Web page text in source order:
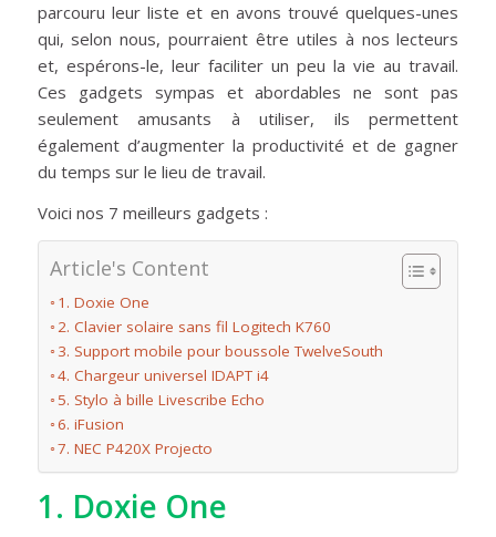
parcouru leur liste et en avons trouvé quelques-unes
qui, selon nous, pourraient être utiles à nos lecteurs
et, espérons-le, leur faciliter un peu la vie au travail.
Ces gadgets sympas et abordables ne sont pas
seulement amusants à utiliser, ils permettent
également d’augmenter la productivité et de gagner
du temps sur le lieu de travail.
Voici nos 7 meilleurs gadgets :
Article's Content
1. Doxie One
2. Clavier solaire sans fil Logitech K760
3. Support mobile pour boussole TwelveSouth
4. Chargeur universel IDAPT i4
5. Stylo à bille Livescribe Echo
6. iFusion
7. NEC P420X Projecto
1. Doxie One